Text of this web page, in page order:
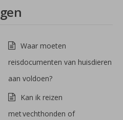
Waar moeten
reisdocumenten van huisdieren
aan voldoen?
Kan ik reizen
met vechthonden of